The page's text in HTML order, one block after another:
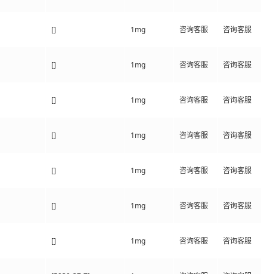
[] 1mg 咨询客服 咨询客服
[] 1mg 咨询客服 咨询客服
[] 1mg 咨询客服 咨询客服
[] 1mg 咨询客服 咨询客服
[] 1mg 咨询客服 咨询客服
[] 1mg 咨询客服 咨询客服
[] 1mg 咨询客服 咨询客服